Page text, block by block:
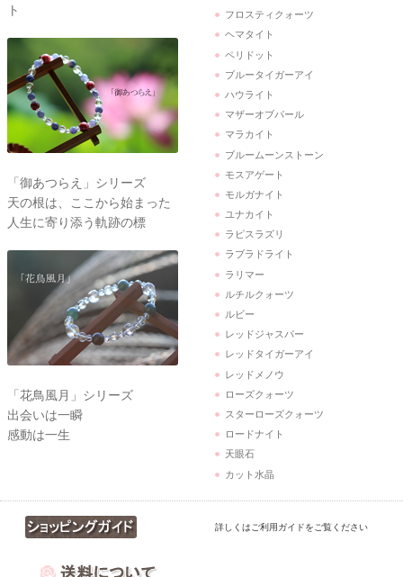
ト
「御あつらえ」シリーズ
天の根は、ここから始まった
人生に寄り添う軌跡の標
「花鳥風月」シリーズ
出会いは一瞬
感動は一生
フロスティクォーツ
ヘマタイト
ペリドット
ブルータイガーアイ
ハウライト
マザーオブパール
マラカイト
ブルームーンストーン
モスアゲート
モルガナイト
ユナカイト
ラピスラズリ
ラブラドライト
ラリマー
ルチルクォーツ
ルビー
レッドジャスパー
レッドタイガーアイ
レッドメノウ
ローズクォーツ
スターローズクォーツ
ロードナイト
天眼石
カット水晶
詳しくはご利用ガイドをご覧ください